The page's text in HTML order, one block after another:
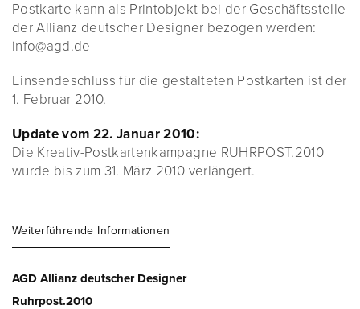
Postkarte kann als Printobjekt bei der Geschäftsstelle
der Allianz deutscher Designer bezogen werden:
info@agd.de
Einsendeschluss für die gestalteten Postkarten ist der
1. Februar 2010.
Update vom 22. Januar 2010:
Die Kreativ-Postkartenkampagne RUHRPOST.2010
wurde bis zum 31. März 2010 verlängert.
Weiterführende Informationen
AGD Allianz deutscher Designer
Ruhrpost.2010